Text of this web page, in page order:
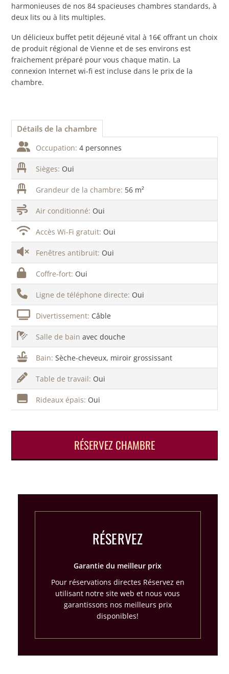
harmonieuses de nos 84 spacieuses chambres standards, à
deux lits ou à lits multiples.
Un délicieux buffet petit déjeuné vital à 16€ offrant un choix
de produit régional de Vienne et de ses environs est
fraichement préparé pour vous chaque matin. La
connexion Internet wi-fi est incluse dans le prix de la
chambre.
Détails de la chambre
Occupation: 4 personnes
Sièges: Oui
Grandeur de la chambre: 56 m²
Air conditionné: Oui
Accès Wi-Fi gratuit: Oui
Fenêtres antibruit: Oui
Coffre-fort: Oui
Ligne de téléphone directe: Oui
Divertissement: Câble
Salle de bain avec douche
Bain: Sèche-cheveux, miroir grossissant
Table de travail: Oui
Rideaux épais: Oui
RÉSERVEZ CHAMBRE
RÉSERVEZ
Garantie du meilleur prix
Pour réservations directes Réservez en
utilisant notre site web et nous vous
garantissons nos meilleurs prix
disponibles!